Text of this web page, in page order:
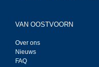
VAN OOSTVOORN
Over ons
Nieuws
FAQ